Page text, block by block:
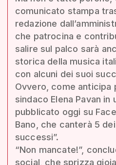
comunicato stampa
redazione
che patrocina e
salire sul palco sarà
storica della musica
con alcuni dei suoi
Ovvero, come anticipa
sindaco Elena Pavan in
pubblicato oggi su
Bano, che canterà 5
successi”.
“Non mancate!”,
social, che sprizza